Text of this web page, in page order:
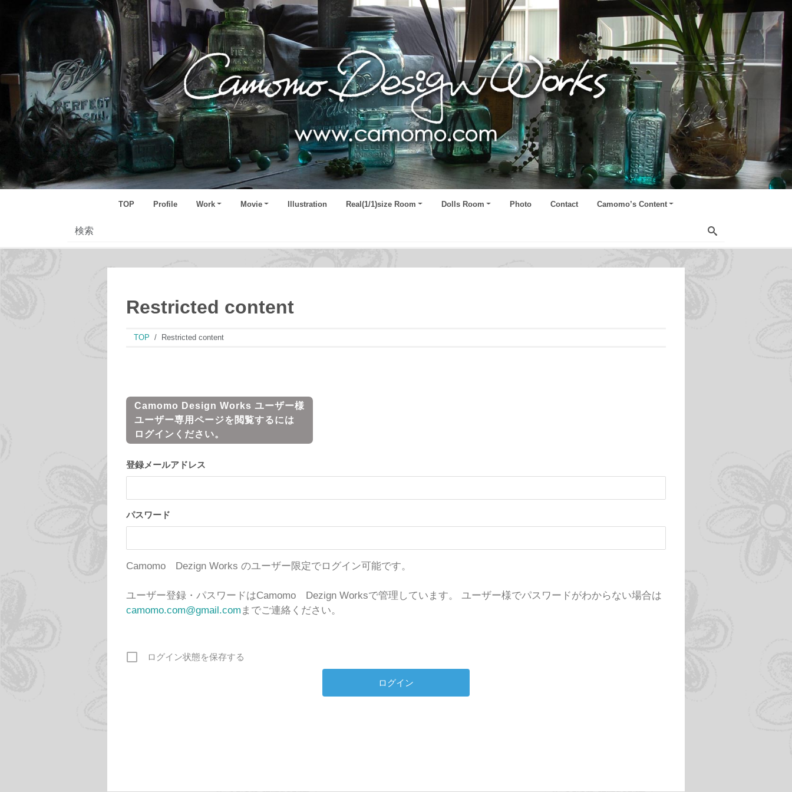
TOP Profile Work Movie Illustration Real(1/1)size Room Dolls Room Photo Contact Camomo’s Content
Restricted content
TOP Restricted content
Camomo Design Works ユーザー様
ユーザー専用ページを閲覧するには
ログインください。
登録メールアドレス
パスワード
Camomo Dezign Works のユーザー限定でログイン可能です。
ユーザー登録・パスワードはCamomo Dezign Worksで管理しています。 ユーザー様でパスワードがわからない場合は
camomo.com@gmail.com までご連絡ください。
ログイン状態を保存する